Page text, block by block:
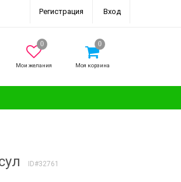
Регистрация Вход
Мои желания Моя корзина
ID#32761